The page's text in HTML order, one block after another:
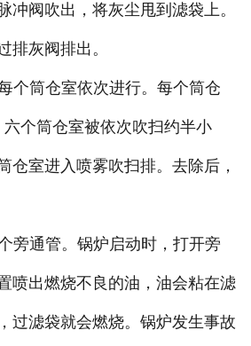
冲阀吹出，将灰尘甩到滤袋上。
排灰阀排出。
个筒仓室依次进行。每个筒仓
个筒仓室被依次吹扫约半小
仓室进入喷雾吹扫排。去除后，
旁通管。锅炉启动时，打开旁
喷出燃烧不良的油，油会粘在滤
过滤袋就会燃烧。锅炉发生事故